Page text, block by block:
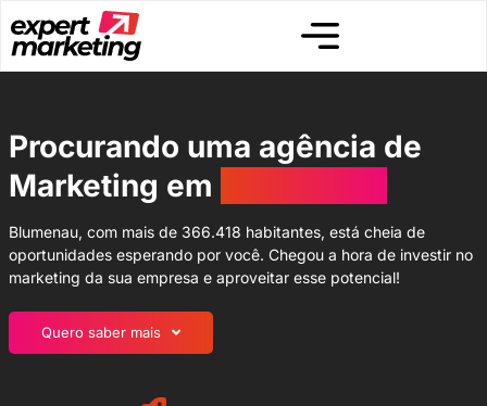
Procurando uma agência de
Marketing em
Blumenau, com mais de 366.418 habitantes, está cheia de
oportunidades esperando por você. Chegou a hora de investir no
marketing da sua empresa e aproveitar esse potencial!
Quero saber mais